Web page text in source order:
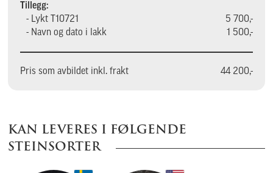
Tillegg:
- Lykt T10721
5 700,-
- Navn og dato i lakk
1 500,-
Pris som avbildet inkl. frakt 44 200,-
KAN LEVERES I FØLGENDE
STEINSORTER